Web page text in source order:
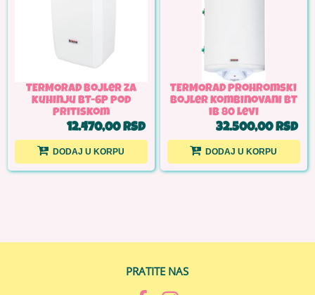
TERMORAD bojler za
kuhinju BT-6P pod
pritiskom
12.470,00 RSD
DODAJ U KORPU
TERMORAD prohromski
bojler kombinovani BT
ib 80 levi
32.500,00 RSD
DODAJ U KORPU
PRATITE NAS